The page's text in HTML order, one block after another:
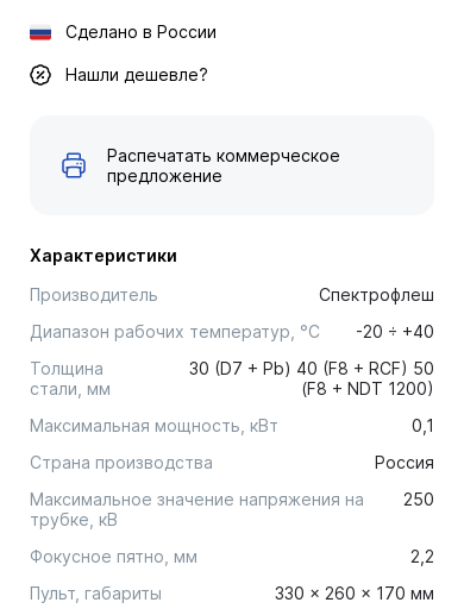
Характеристики
Производитель
Спектрофлеш
Диапазон рабочих температур, °С
-20 ÷ +40
Толщина
стали, мм
30 (D7 + Pb) 40 (F8 + RCF) 50
(F8 + NDT 1200)
Максимальная мощность, кВт
0,1
Страна производства
Россия
Максимальное значение напряжения на
трубке, кВ
250
Фокусное пятно, мм
2,2
Пульт, габариты
330 × 260 × 170 мм
Сделано в России
Нашли дешевле?
Распечатать коммерческое
предложение